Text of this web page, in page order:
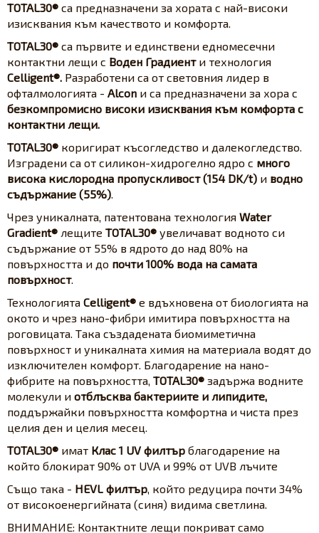
TOTAL30® са предназначени за хората с най-високи
изисквания към качеството и комфорта.
TOTAL30® са първите и единствени едномесечни
контактни лещи с Воден Градиент и технология
Celligent®. Разработени са от световния лидер в
офталмологията - Alcon и са предназначени за хора с
безкомпромисно високи изисквания към комфорта с
контактни лещи.
TOTAL30® коригират късогледство и далекогледство.
Изградени са от силикон-хидрогелно ядро с много
висока кислородна пропускливост (154 DK/t) и водно
съдържание (55%).
Чрез уникалната, патентована технология Water
Gradient® лещите TOTAL30® увеличават водното си
съдържание от 55% в ядрото до над 80% на
повърхността и до почти 100% вода на самата
повърхност.
Технологията Celligent® е вдъхновена от биологията на
окото и чрез нано-фибри имитира повърхността на
роговицата. Така създадената биомиметична
повърхност и уникалната химия на материала водят до
изключителен комфорт. Благодарение на нано-
фибрите на повърхността, TOTAL30® задържа водните
молекули и отблъсква бактериите и липидите,
поддържайки повърхността комфортна и чиста през
целия ден и целия месец.
TOTAL30® имат Клас 1 UV филтър благодарение на
който блокират 90% от UVA и 99% от UVB лъчите
Също така - HEVL филтър, който редуцира почти 34%
от високоенергийната (синя) видима светлина.
ВНИМАНИЕ: Контактните лещи покриват само